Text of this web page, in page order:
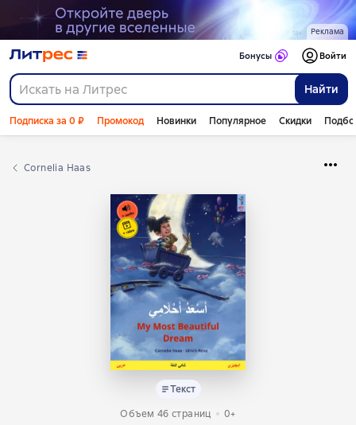
Реклама
Найти
Бонусы Войти
Подписка за 0 ₽ Промокод Новинки Популярное Скидки
Cornelia Haas
Текст
Объем 46 страниц
0+